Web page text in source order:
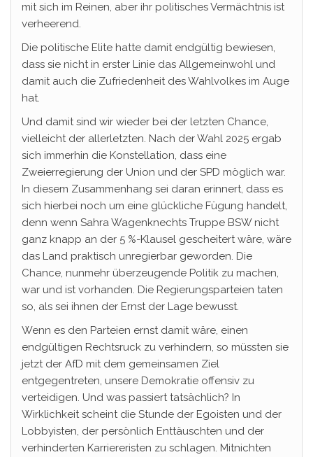
mit sich im Reinen, aber ihr politisches Vermächtnis ist
verheerend.
Die politische Elite hatte damit endgültig bewiesen,
dass sie nicht in erster Linie das Allgemeinwohl und
damit auch die Zufriedenheit des Wahlvolkes im Auge
hat.
Und damit sind wir wieder bei der letzten Chance,
vielleicht der allerletzten. Nach der Wahl 2025 ergab
sich immerhin die Konstellation, dass eine
Zweierregierung der Union und der SPD möglich war.
In diesem Zusammenhang sei daran erinnert, dass es
sich hierbei noch um eine glückliche Fügung handelt,
denn wenn Sahra Wagenknechts Truppe BSW nicht
ganz knapp an der 5 %-Klausel gescheitert wäre, wäre
das Land praktisch unregierbar geworden. Die
Chance, nunmehr überzeugende Politik zu machen,
war und ist vorhanden. Die Regierungsparteien taten
so, als sei ihnen der Ernst der Lage bewusst.
Wenn es den Parteien ernst damit wäre, einen
endgültigen Rechtsruck zu verhindern, so müssten sie
jetzt der AfD mit dem gemeinsamen Ziel
entgegentreten, unsere Demokratie offensiv zu
verteidigen. Und was passiert tatsächlich? In
Wirklichkeit scheint die Stunde der Egoisten und der
Lobbyisten, der persönlich Enttäuschten und der
verhinderten Karriereristen zu schlagen. Mitnichten